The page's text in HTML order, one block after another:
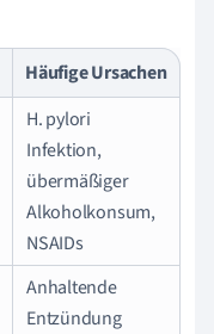
Häufige Ursachen
H. pylori
Infektion,
übermäßiger
Alkoholkonsum,
NSAIDs
Anhaltende
Entzündung